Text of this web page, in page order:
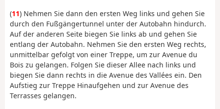
(11) Nehmen Sie dann den ersten Weg links und gehen Sie
durch den Fußgängertunnel unter der Autobahn hindurch.
Auf der anderen Seite biegen Sie links ab und gehen Sie
entlang der Autobahn. Nehmen Sie den ersten Weg rechts,
unmittelbar gefolgt von einer Treppe, um zur Avenue du
Bois zu gelangen. Folgen Sie dieser Allee nach links und
biegen Sie dann rechts in die Avenue des Vallées ein. Den
Aufstieg zur Treppe Hinaufgehen und zur Avenue des
Terrasses gelangen.